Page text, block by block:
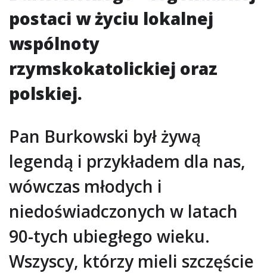
postaci w życiu lokalnej
wspólnoty
rzymskokatolickiej oraz
polskiej.
Pan Burkowski był żywą
legendą i przykładem dla nas,
wówczas młodych i
niedoświadczonych w latach
90-tych ubiegłego wieku.
Wszyscy, którzy mieli szczęście